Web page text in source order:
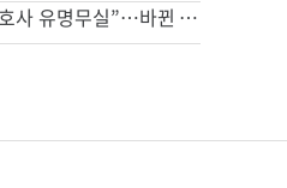
“이의신청은”, “국선변호사 유명무실”…바뀐 형소법에 경찰청 달려간 피해자단체